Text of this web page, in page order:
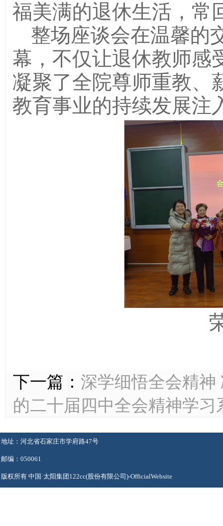
福美满的退休生活，常
整场座谈会在温馨的
幕，不仅让退休教师感
凝聚了全院尊师重教、
教育事业的持续发展注
下一篇： 深学细悟全会精
的二十届四中全会精神学习
地址：河北省石家庄市学府路47号
邮编：050061
版权所有 中国·太阳集团122cc(股份有限公司)-OfficialWebsite